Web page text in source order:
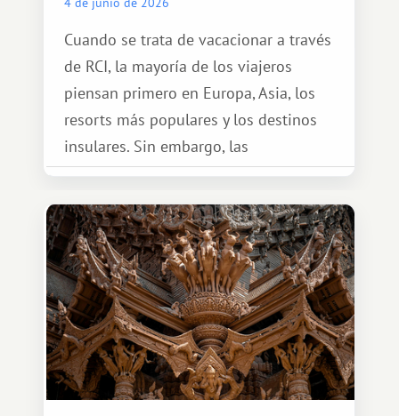
Cuando se trata de vacacionar a través
de RCI, la mayoría de los viajeros
piensan primero en Europa, Asia, los
resorts más populares y los destinos
insulares. Sin embargo, las
oportunidades que ofrece el sistema
de intercambio son mucho más
amplias. Entre ellas se encuentra
África, un continente que ofrece una
experiencia de viaje completamente
diferente.